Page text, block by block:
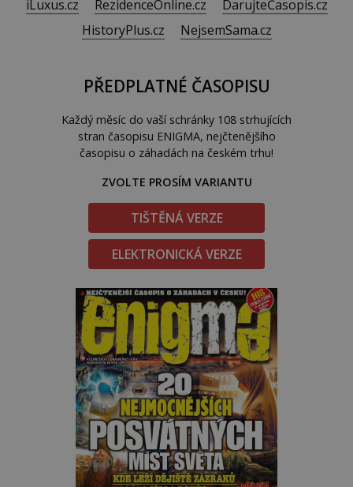
iLuxus.cz
RezidenceOnline.cz
DarujteČasopis.cz
HistoryPlus.cz
NejsemSama.cz
PŘEDPLATNÉ ČASOPISU
Každý měsíc do vaší schránky 108 strhujících
stran časopisu ENIGMA, nejčtenějšího
časopisu o záhadách na českém trhu!
ZVOLTE PROSÍM VARIANTU
TIŠTĚNÁ VERZE
ELEKTRONICKÁ VERZE